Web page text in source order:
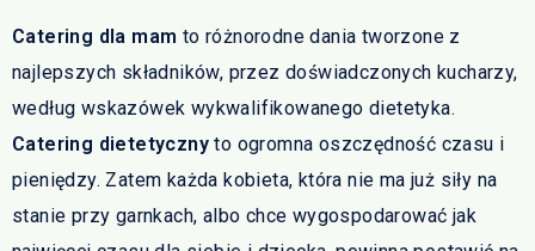
Catering dla mam to różnorodne dania tworzone z
najlepszych składników, przez doświadczonych kucharzy,
według wskazówek wykwalifikowanego dietetyka.
Catering dietetyczny to ogromna oszczędność czasu i
pieniędzy. Zatem każda kobieta, która nie ma już siły na
stanie przy garnkach, albo chce wygospodarować jak